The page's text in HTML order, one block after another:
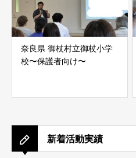
奈良県 御杖村立御杖小学
校〜保護者向け〜
新着活動実績